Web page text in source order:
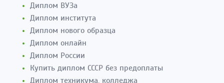
Диплом ВУЗа
Диплом института
Диплом нового образца
Диплом онлайн
Диплом России
Купить диплом СССР без предоплаты
Диплом техникума, колледжа